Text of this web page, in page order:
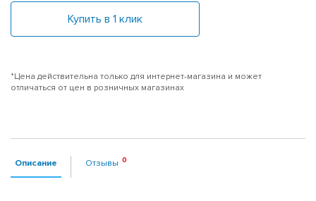
Купить в 1 клик
*Цена действительна только для интернет-магазина и может
отличаться от цен в розничных магазинах
Описание Отзывы